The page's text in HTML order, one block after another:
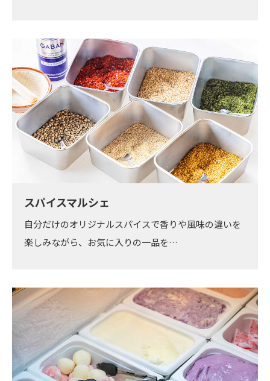
スパイスマルシェ
自分だけのオリジナルスパイスで香りや風味の違いを
楽しみながら、お気に入りの一品を…